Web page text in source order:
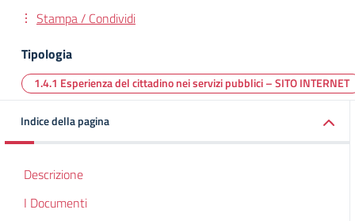
Stampa / Condividi
Tipologia
1.4.1 Esperienza del cittadino nei servizi pubblici – SITO INTERNET
Indice della pagina
Descrizione
I Documenti